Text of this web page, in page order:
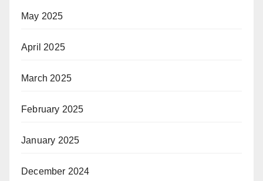
May 2025
April 2025
March 2025
February 2025
January 2025
December 2024